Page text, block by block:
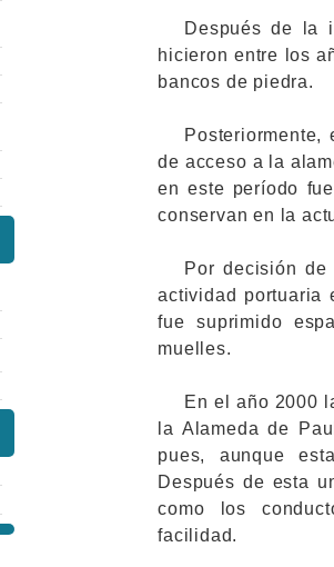
Después de la
hicieron entre los
bancos de piedra.
de acceso a la
en este período
conservan en la
Por decisión de
actividad portuaria
fue suprimido
muelles.
En el año 2000
la Alameda de
pues, aunque
Después de esta
como los
facilidad.